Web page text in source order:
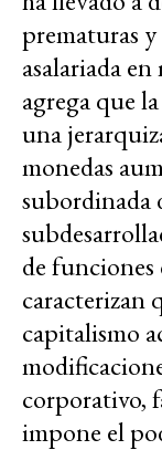
prematuras
asalariada
agrega que
una
monedas
subordinada
de funciones
caracterizan
capitalismo
corporativo,
impone el